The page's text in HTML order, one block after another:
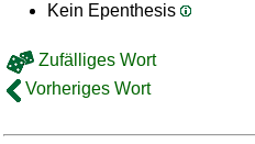
Kein Epenthesis
Zufälliges Wort
Vorheriges Wort